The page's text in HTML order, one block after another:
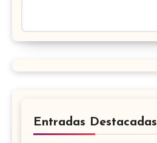
Entradas Destacadas